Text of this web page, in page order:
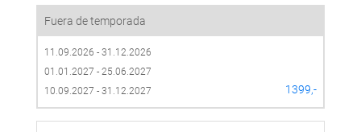
Fuera de temporada
11.09.2026 - 31.12.2026
01.01.2027 - 25.06.2027
10.09.2027 - 31.12.2027
1399,-